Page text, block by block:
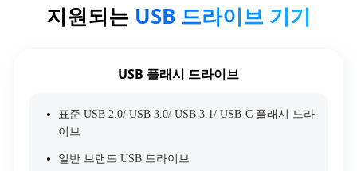
지원되는 USB 드라이브 기기
USB 플래시 드라이브
표준 USB 2.0/ USB 3.0/ USB 3.1/ USB-C 플래시 드라
이브
일반 브랜드 USB 드라이브